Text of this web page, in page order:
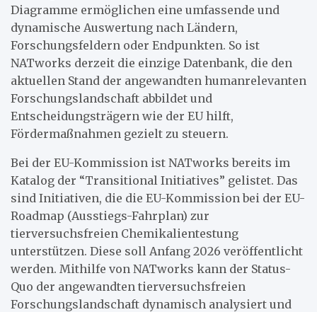
Diagramme ermöglichen eine umfassende und
dynamische Auswertung nach Ländern,
Forschungsfeldern oder Endpunkten. So ist
NATworks derzeit die einzige Datenbank, die den
aktuellen Stand der angewandten humanrelevanten
Forschungslandschaft abbildet und
Entscheidungsträgern wie der EU hilft,
Fördermaßnahmen gezielt zu steuern.
Bei der EU-Kommission ist NATworks bereits im
Katalog der “Transitional Initiatives” gelistet. Das
sind Initiativen, die die EU-Kommission bei der EU-
Roadmap (Ausstiegs-Fahrplan) zur
tierversuchsfreien Chemikalientestung
unterstützen. Diese soll Anfang 2026 veröffentlicht
werden. Mithilfe von NATworks kann der Status-
Quo der angewandten tierversuchsfreien
Forschungslandschaft dynamisch analysiert und